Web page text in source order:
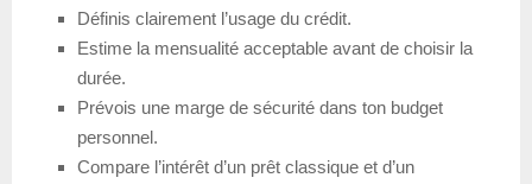
Définis clairement l’usage du crédit.
Estime la mensualité acceptable avant de choisir la
durée.
Prévois une marge de sécurité dans ton budget
personnel.
Compare l’intérêt d’un prêt classique et d’un